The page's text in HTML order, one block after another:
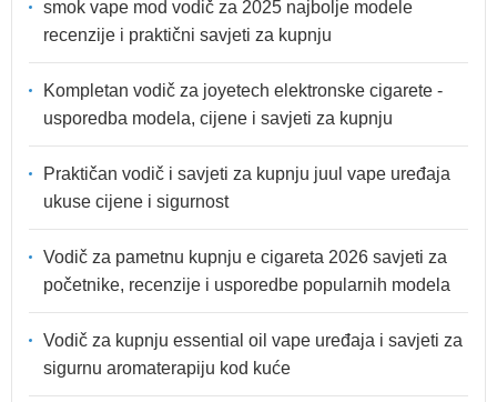
smok vape mod vodič za 2025 najbolje modele
recenzije i praktični savjeti za kupnju
Kompletan vodič za joyetech elektronske cigarete -
usporedba modela, cijene i savjeti za kupnju
Praktičan vodič i savjeti za kupnju juul vape uređaja
ukuse cijene i sigurnost
Vodič za pametnu kupnju e cigareta 2026 savjeti za
početnike, recenzije i usporedbe popularnih modela
Vodič za kupnju essential oil vape uređaja i savjeti za
sigurnu aromaterapiju kod kuće